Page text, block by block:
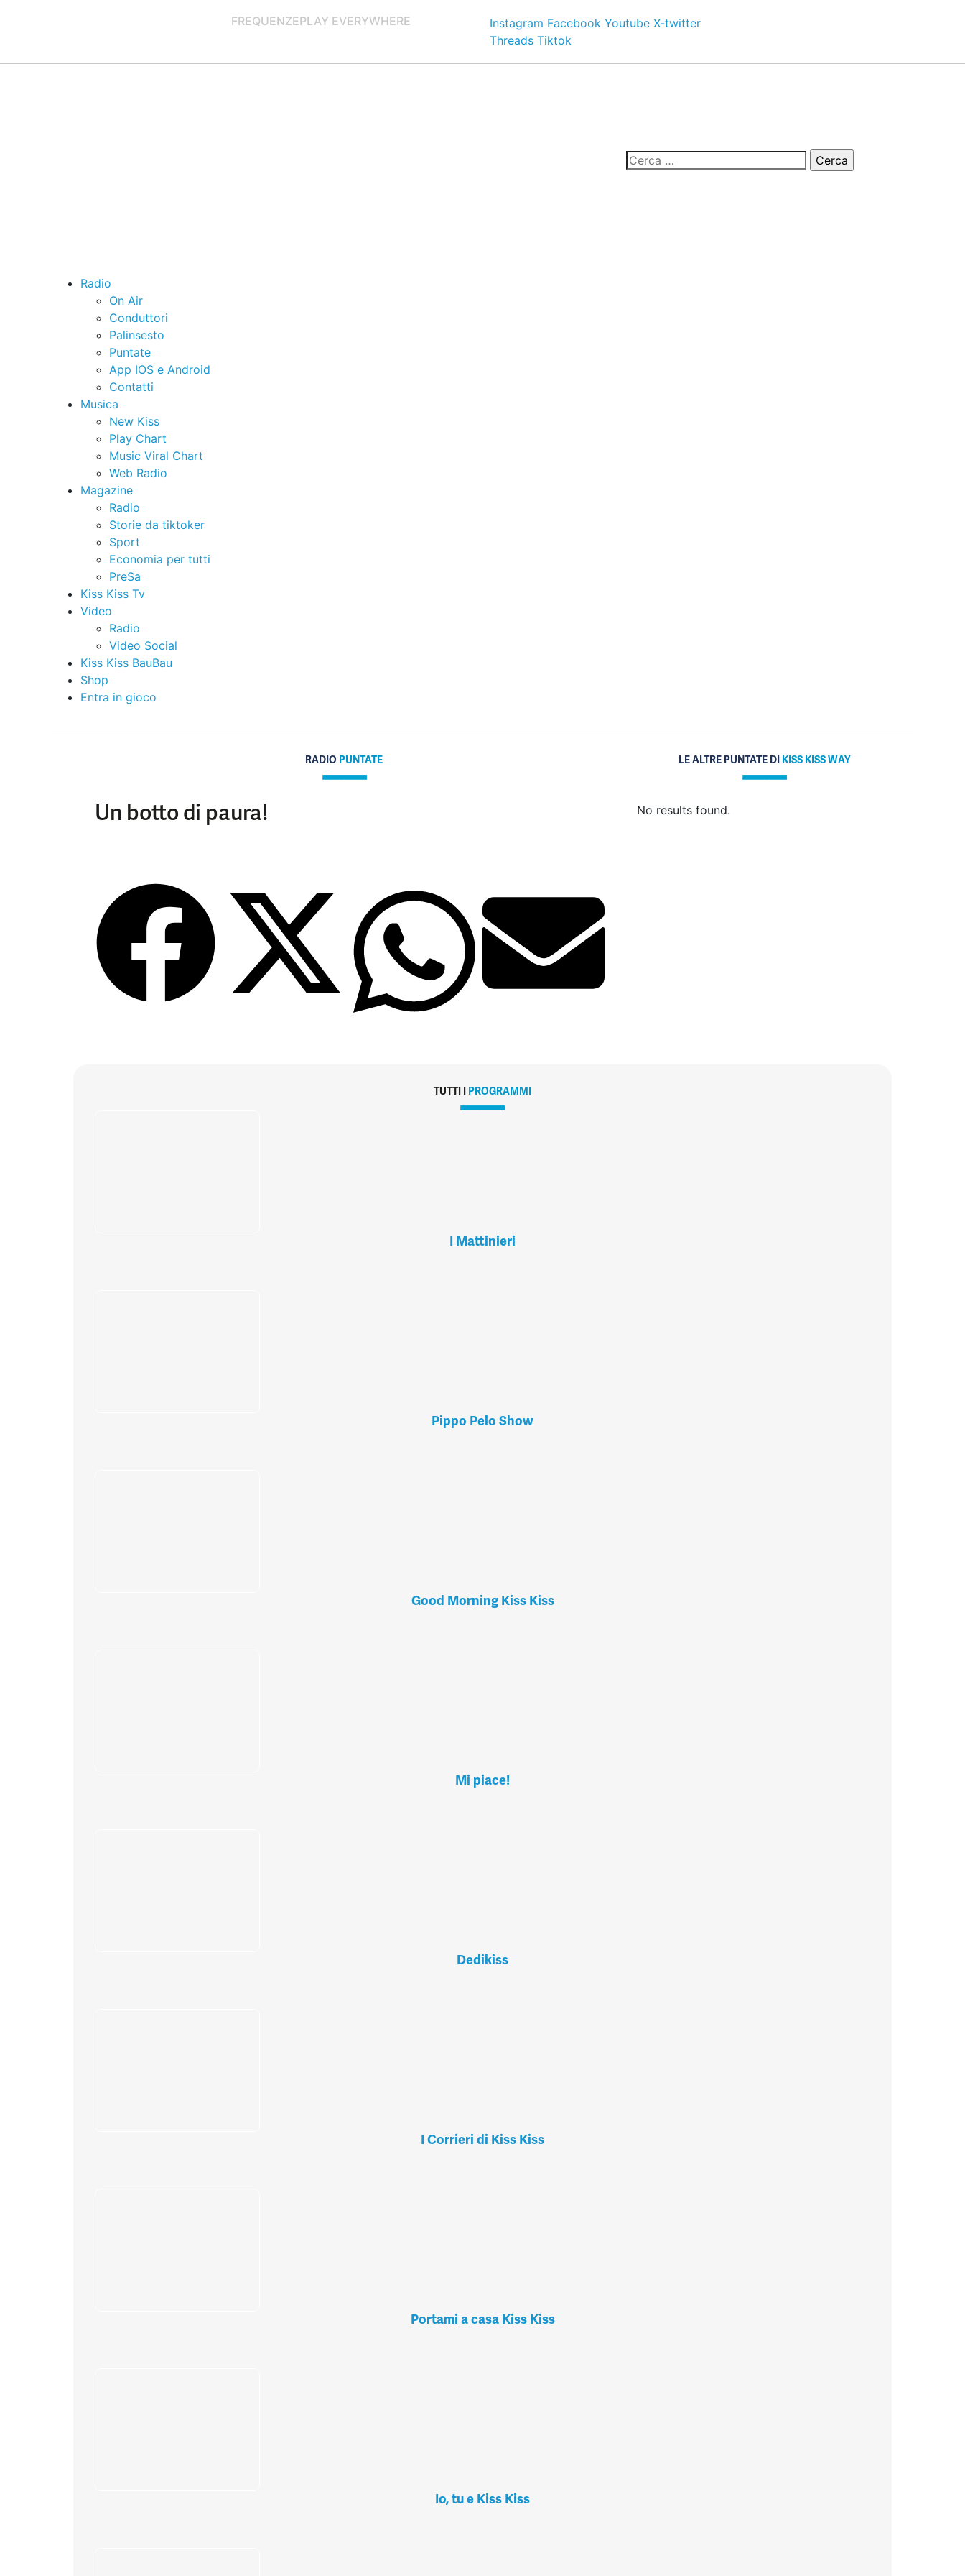
FREQUENZEPLAY EVERYWHERE Instagram Facebook Youtube X-twitter
Threads Tiktok
Radio
On Air
Conduttori
Palinsesto
Puntate
App IOS e Android
Contatti
Musica
New Kiss
Play Chart
Music Viral Chart
Web Radio
Magazine
Radio
Storie da tiktoker
Sport
Economia per tutti
PreSa
Kiss Kiss Tv
Video
Radio
Video Social
Kiss Kiss BauBau
Shop
Entra in gioco
RADIO PUNTATE
Un botto di paura!
LE ALTRE PUNTATE DI KISS KISS WAY
No results found.
TUTTI I PROGRAMMI
I Mattinieri
Pippo Pelo Show
Good Morning Kiss Kiss
Mi piace!
Dedikiss
I Corrieri di Kiss Kiss
Portami a casa Kiss Kiss
Io, tu e Kiss Kiss